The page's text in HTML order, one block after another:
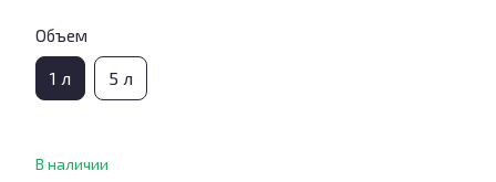
Объем
1 л 5 л
В наличии